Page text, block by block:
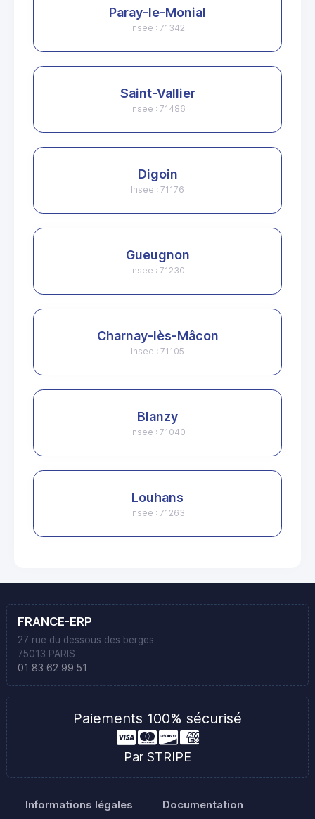
Paray-le-Monial
Insee : 71342
Saint-Vallier
Insee : 71486
Digoin
Insee : 71176
Gueugnon
Insee : 71230
Charnay-lès-Mâcon
Insee : 71105
Blanzy
Insee : 71040
Louhans
Insee : 71263
FRANCE-ERP
27 rue du dessous des berges
75013 PARIS
01 83 62 99 51
Paiements 100% sécurisé
Par STRIPE
Informations légales Documentation